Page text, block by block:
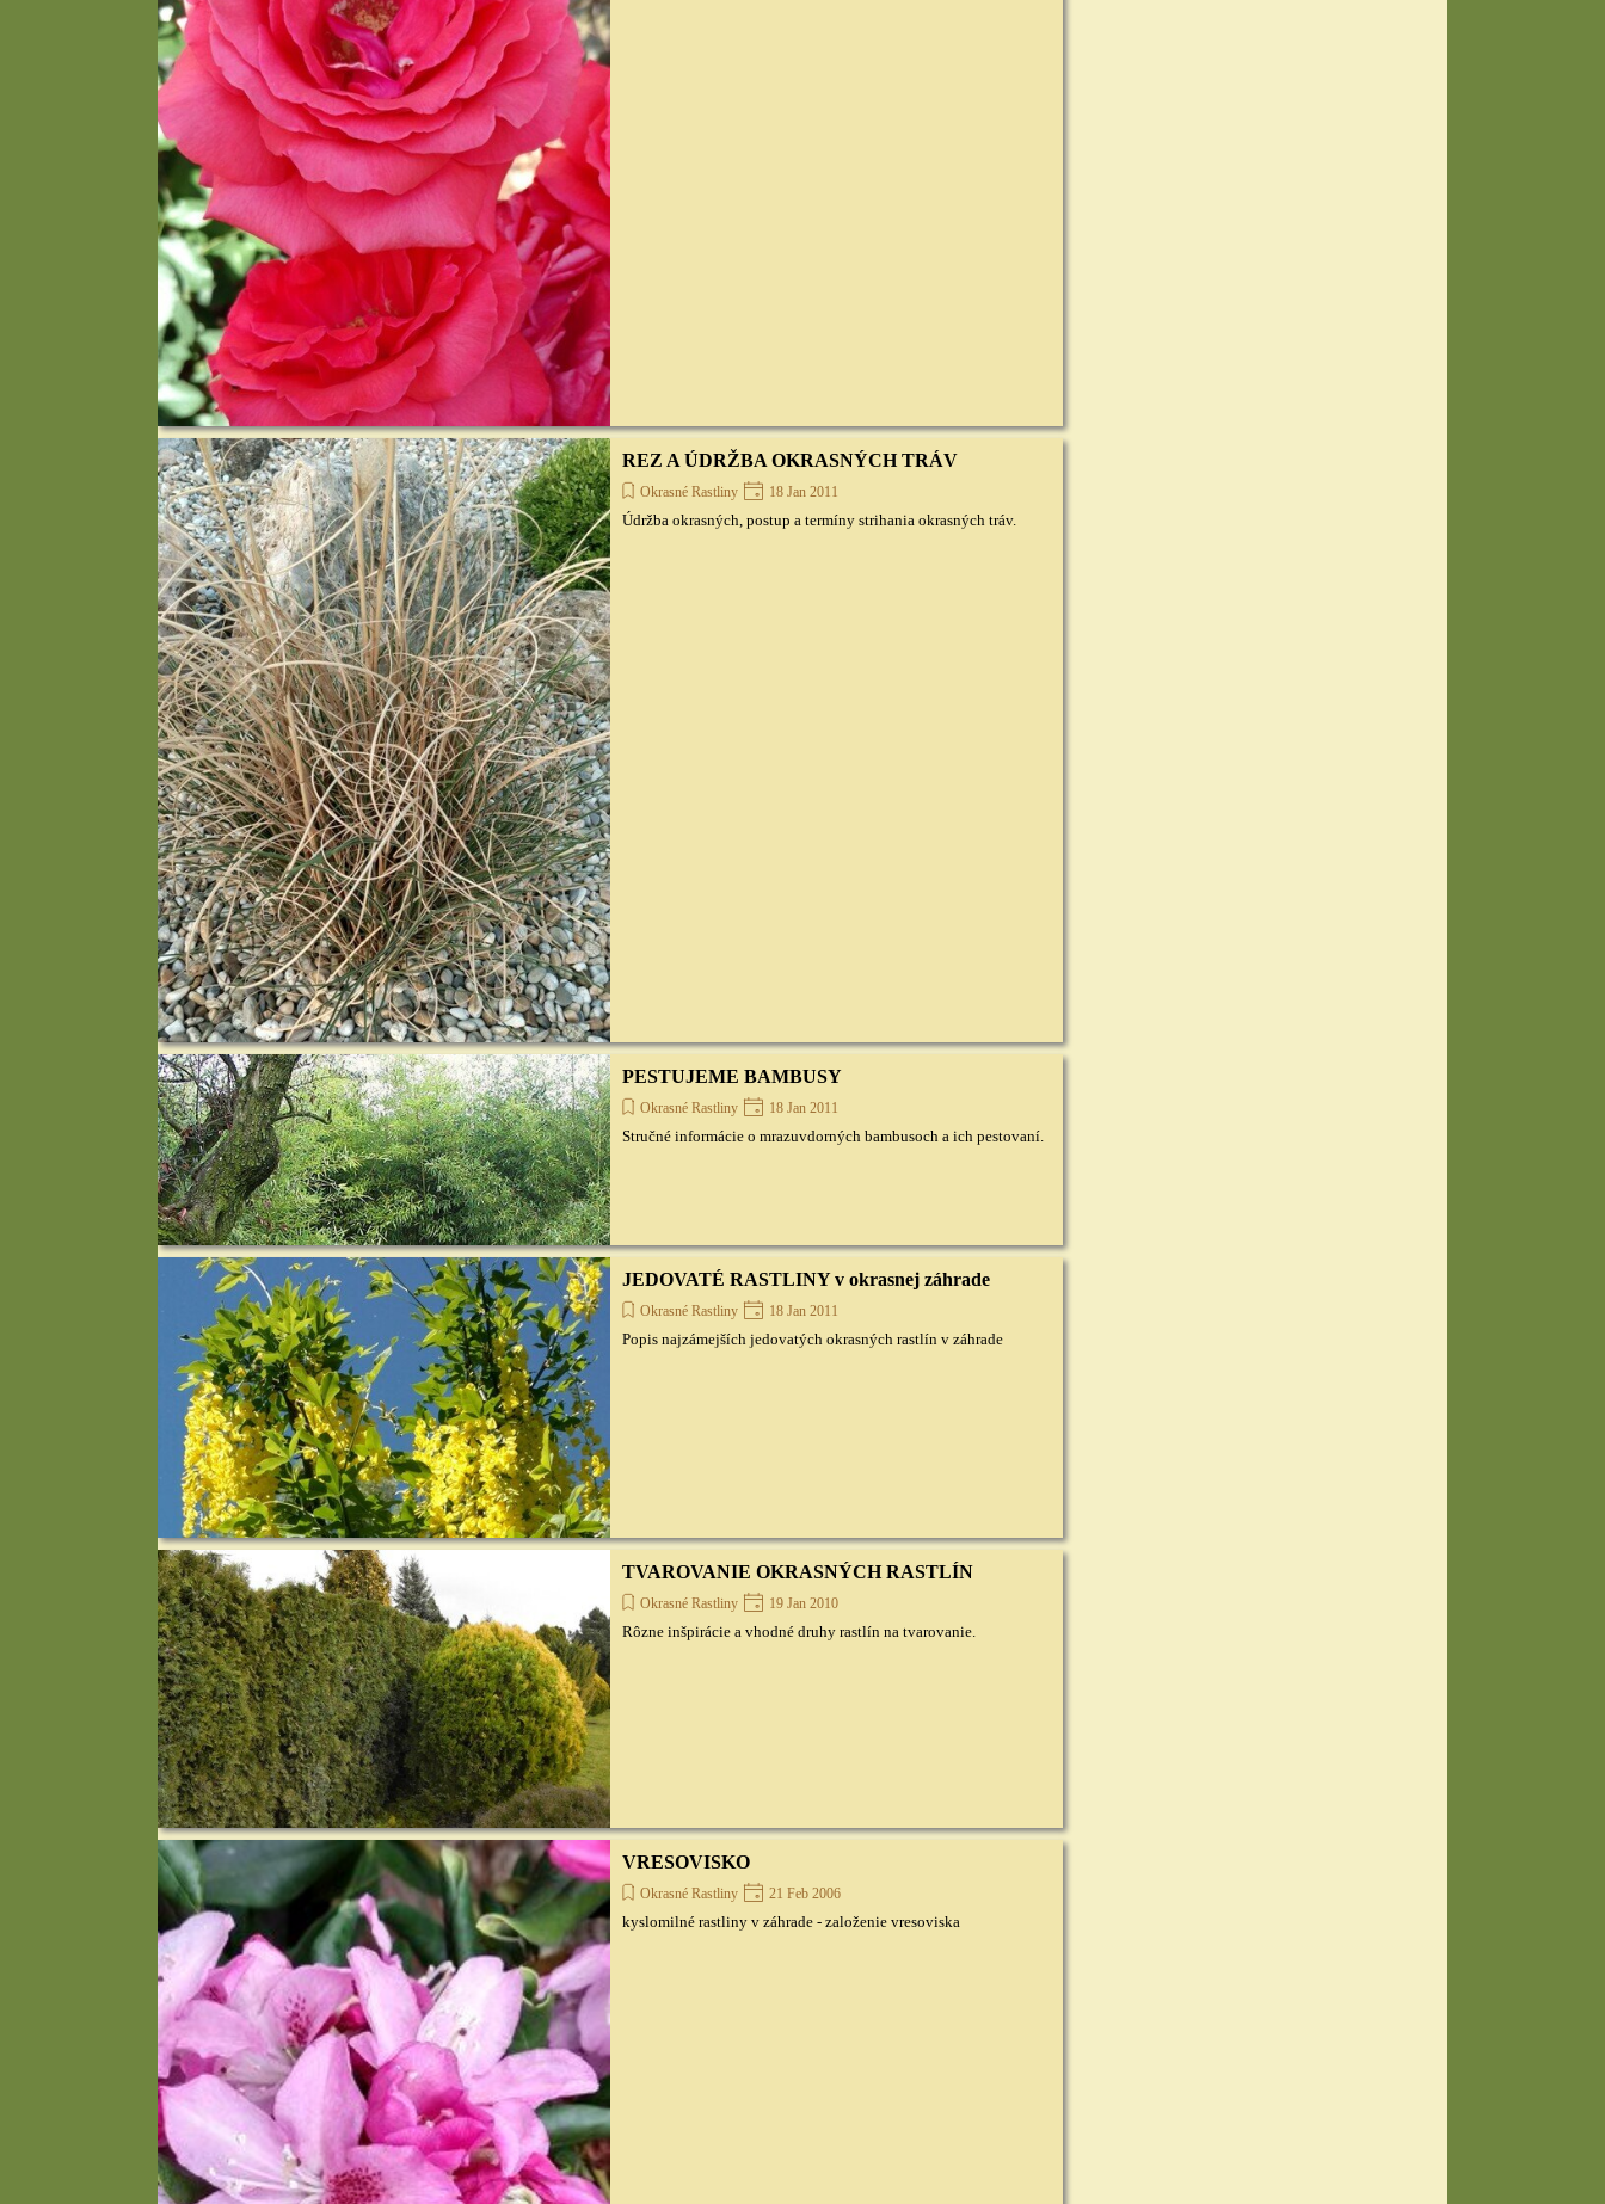
REZ A ÚDRŽBA OKRASNÝCH TRÁV
Okrasné Rastliny 18 Jan 2011
Údržba okrasných, postup a termíny strihania okrasných tráv.
PESTUJEME BAMBUSY
Okrasné Rastliny 18 Jan 2011
Stručné informácie o mrazuvdorných bambusoch a ich pestovaní.
JEDOVATÉ RASTLINY v okrasnej záhrade
Okrasné Rastliny 18 Jan 2011
Popis najzámejších jedovatých okrasných rastlín v záhrade
TVAROVANIE OKRASNÝCH RASTLÍN
Okrasné Rastliny 19 Jan 2010
Rôzne inšpirácie a vhodné druhy rastlín na tvarovanie.
VRESOVISKO
Okrasné Rastliny 21 Feb 2006
kyslomilné rastliny v záhrade - založenie vresoviska